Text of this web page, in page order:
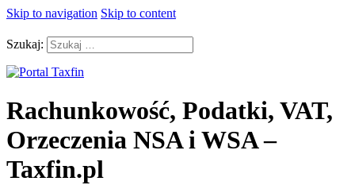
Skip to navigation Skip to content
Szukaj:
Rachunkowość, Podatki, VAT,
Orzeczenia NSA i WSA –
Taxfin.pl